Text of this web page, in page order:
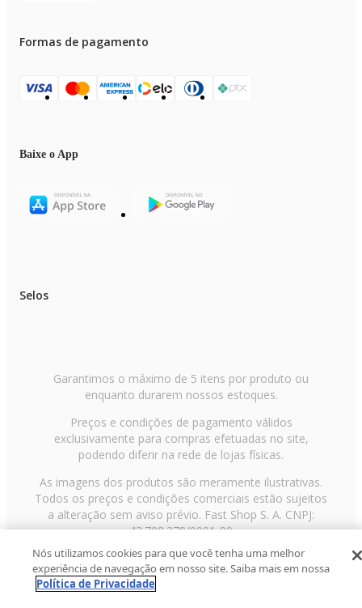
Formas de pagamento
Baixe o App
Selos
Garantimos o máximo de 5 itens por produto ou
enquanto durarem nossos estoques.
Preços e condições de pagamento válidos
exclusivamente para compras efetuadas no site,
podendo diferir na rede de lojas físicas.
As imagens dos produtos são meramente ilustrativas.
Todos os preços e condições comerciais estão sujeitos
a alteração sem aviso prévio. Fast Shop S. A. CNPJ:
43.708.379/0001-00
Avenida Zaki Narchi, nº 1650, sobreloja, Carandiru, São
Paulo/SP, CEP 02029-001, Telefone: 11 3003-3728 ©
2013 Fast Shop - Todos os direitos reservados
Nós utilizamos cookies para que você tenha uma melhor
experiência de navegação em nosso site. Saiba mais em nossa
Política de Privacidade